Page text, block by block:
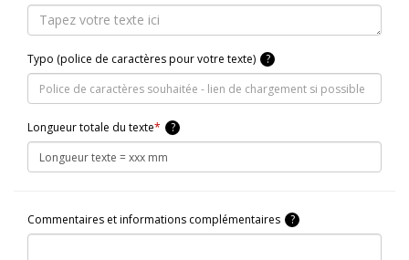
Typo (police de caractères pour votre texte) ?
Longueur totale du texte* ?
Commentaires et informations complémentaires ?